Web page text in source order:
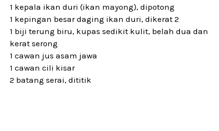
1 kepala ikan duri (ikan mayong), dipotong
1 kepingan besar daging ikan duri, dikerat 2
1 biji terung biru, kupas sedikit kulit, belah dua dan
kerat serong
1 cawan jus asam jawa
1 cawan cili kisar
2 batang serai, dititik